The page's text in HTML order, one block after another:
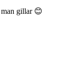
gillar 😊